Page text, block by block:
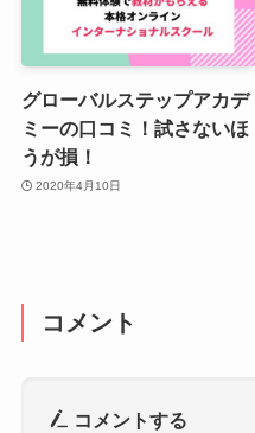
グローバルステップアカデ
ミーの口コミ！試さないほ
うが損！
2020年4月10日
コメント
コメントする